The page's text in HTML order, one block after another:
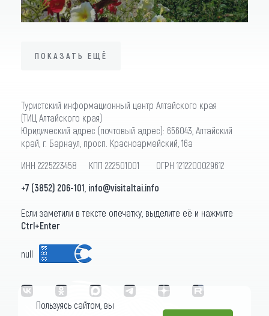
ПОКАЗАТЬ ЕЩЁ
Туристский информационный центр Алтайского края
(ТИЦ Алтайского края)
Юридический адрес (почтовый адрес): 656043, Алтайский
край, г. Барнаул, просп. Красноармейский, 16а
ИНН 2225223458 КПП 222501001 ОГРН 1212200029612
+7 (3852) 206-101 info@visitaltai.info
Если заметили в тексте опечатку, выделите её и нажмите
Ctrl+Enter
null
Пользуясь сайтом, вы